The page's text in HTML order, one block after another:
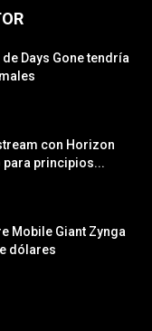
Days Gone tendría
con Horizon
para principios...
Mobile Giant Zynga
dólares